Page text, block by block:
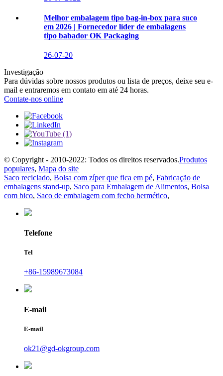
Melhor embalagem tipo bag-in-box para suco
em 2026 | Fornecedor líder de embalagens
tipo babador OK Packaging
26-07-20
Investigação
Para dúvidas sobre nossos produtos ou lista de preços, deixe seu e-
mail e entraremos em contato em até 24 horas.
Contate-nos online
© Copyright - 2010-2022: Todos os direitos reservados.Produtos
populares, Mapa do site
Saco reciclado, Bolsa com zíper que fica em pé, Fabricação de
embalagens stand-up, Saco para Embalagem de Alimentos, Bolsa
com bico, Saco de embalagem com fecho hermético,
Telefone
Tel
+86-15989673084
E-mail
E-mail
ok21@gd-okgroup.com